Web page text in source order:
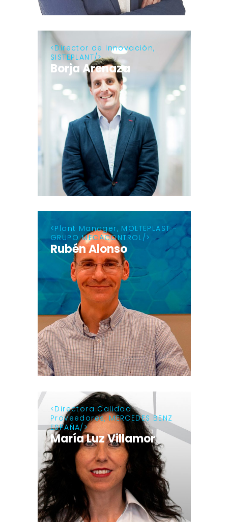
Director de Innovación,
SISTEPLANT
Borja Arenaza
Plant Manager, MOLTEPLAST -
GRUPO MECACONTROL
Rubén Alonso
Directora Calidad
Proveedores, MERCEDES BENZ
ESPAÑA
María Luz Villamor